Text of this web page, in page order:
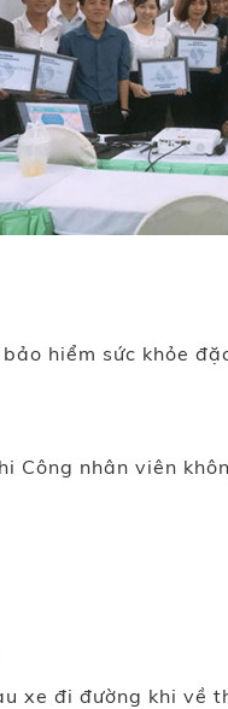
hiểm sức khỏe
nhân viên
xe đi đường khi về